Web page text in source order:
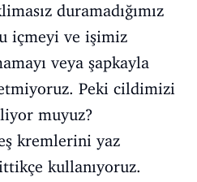
duramadığımız
içmeyi ve işimiz
veya şapkayla
etmiyoruz. Peki cildimizi
muyuz?
kremlerini yaz
kullanıyoruz.